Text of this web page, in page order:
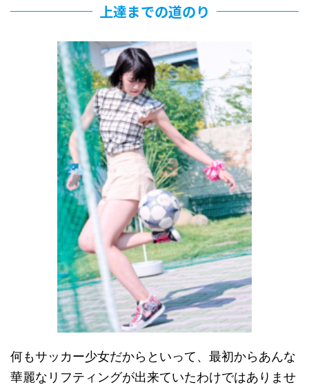
上達までの道のり
何もサッカー少女だからといって、最初からあんな
華麗なリフティングが出来ていたわけではありませ